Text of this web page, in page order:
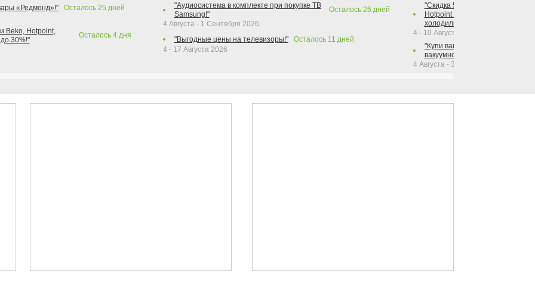
«Редмонд»!" Осталось 25 дней
Beko, Hotpoint,
30%!"
Осталось 4дня
"Аудиосистема в комплекте при покупке ТВ
Samsung!"
Осталось 26 дней
4 Августа - 1 Сентября 2026
"Выгодные цены на телевизоры!"
Осталось 11 дней
4 - 17 Августа 2026
"Скидка 50% на варочную
Hotpoint при покупке духового
холодильника Hotpoint!"
4 - 10 Августа 2026
"Купи вакуумный упаковщик +
вакуумного упаковщика =
4 Августа - 30 Сентября 2026